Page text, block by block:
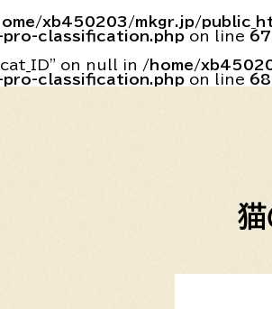
xb450203/mkgr.jp/
classification.php on line 67
on null in /home/
classification.php on line 68
猫